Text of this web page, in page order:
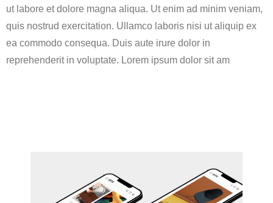
ut labore et dolore magna aliqua. Ut enim ad minim veniam,
quis nostrud exercitation. Ullamco laboris nisi ut aliquip ex
ea commodo consequa. Duis aute irure dolor in
reprehenderit in voluptate. Lorem ipsum dolor sit am